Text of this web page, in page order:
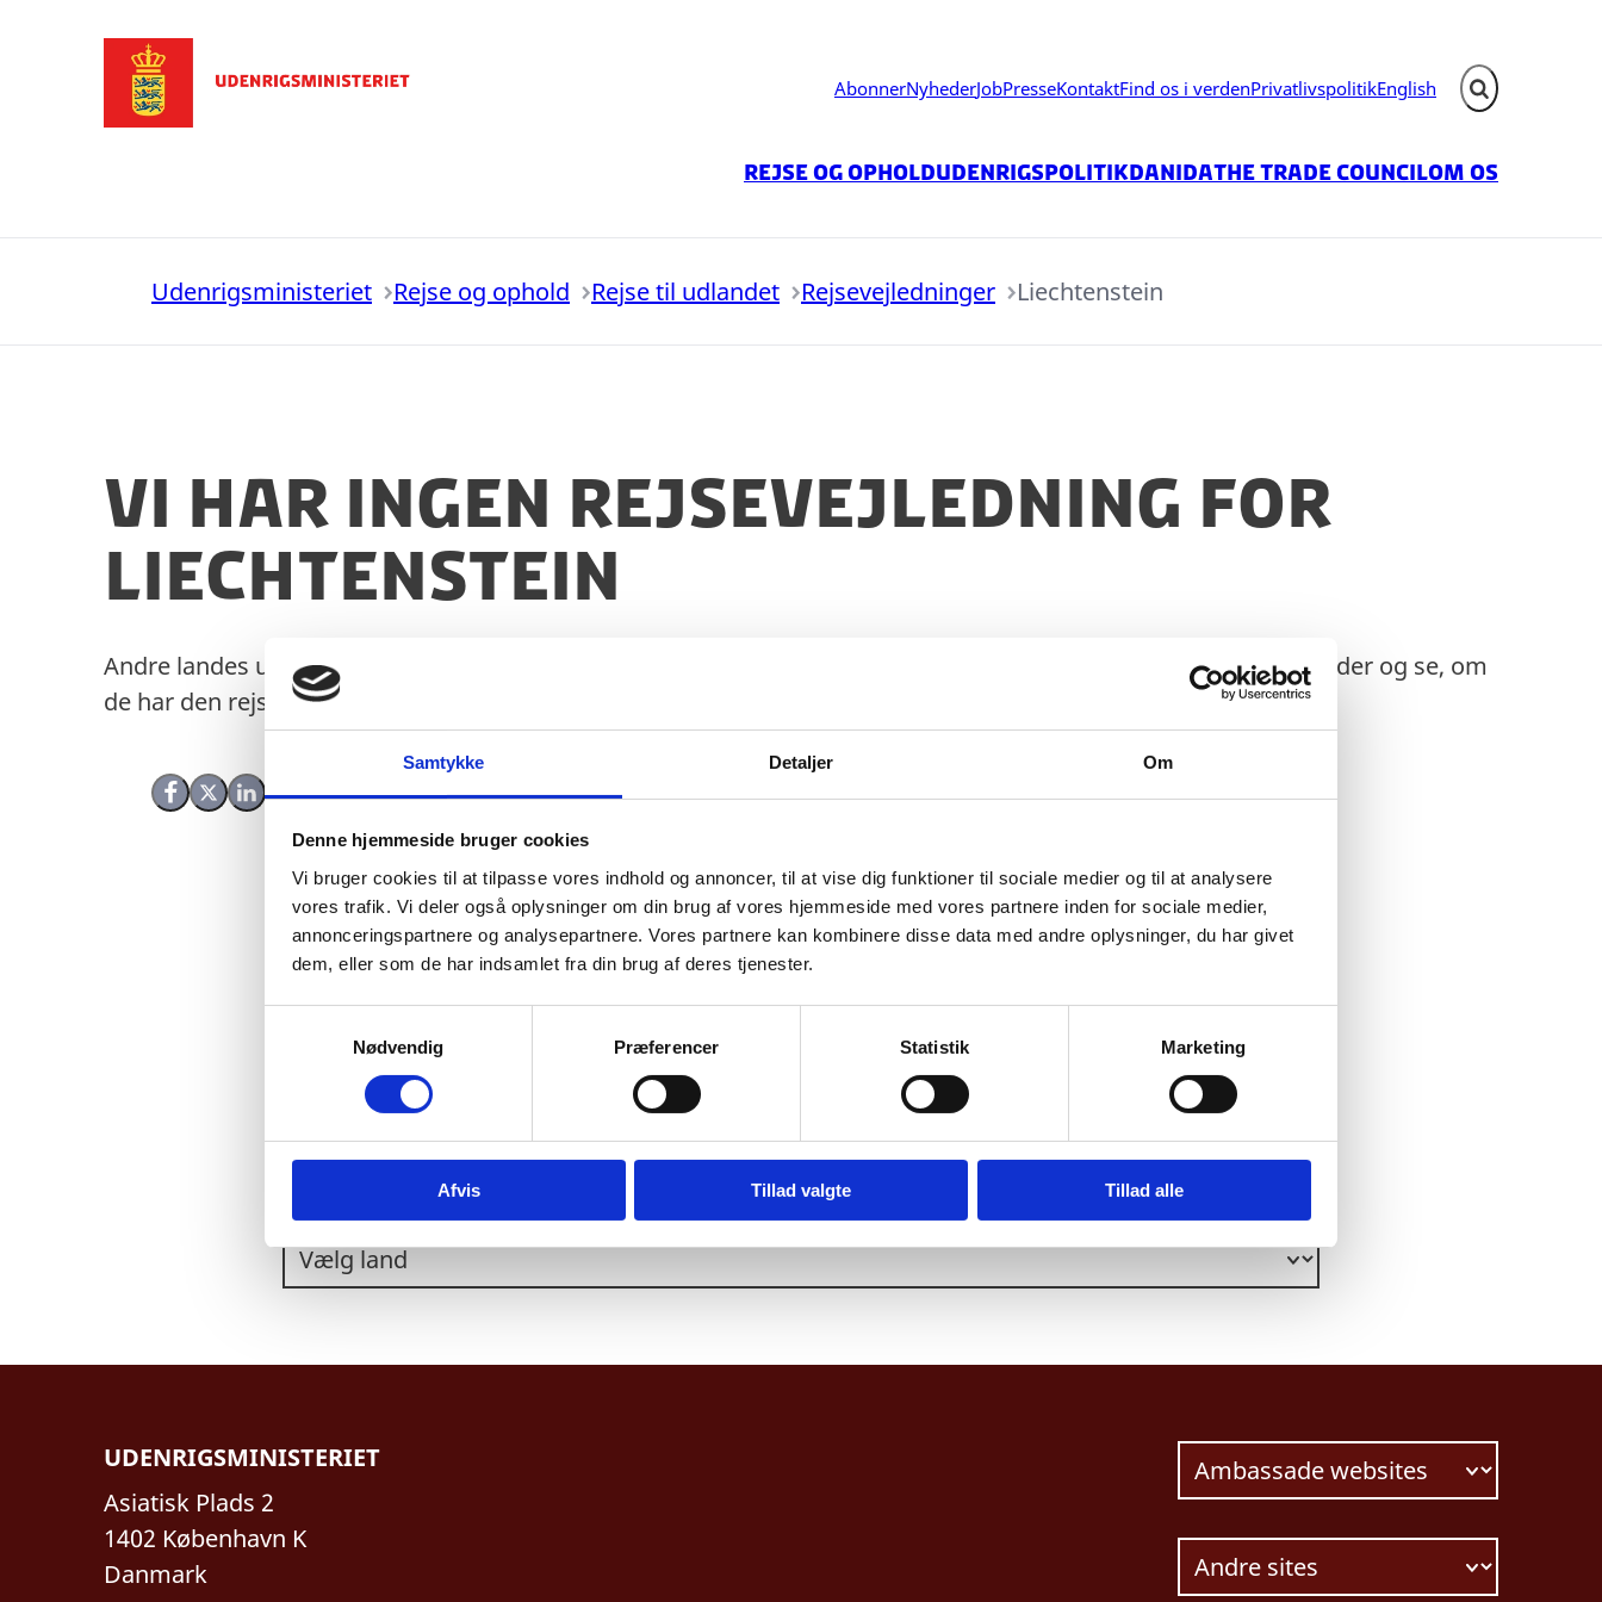
Samtykke Detaljer Om
Denne hjemmeside bruger cookies
Vi bruger cookies til at tilpasse vores indhold og annoncer, til at vise dig funktioner til sociale medier og til at analysere
vores trafik. Vi deler også oplysninger om din brug af vores hjemmeside med vores partnere inden for sociale medier,
annonceringspartnere og analysepartnere. Vores partnere kan kombinere disse data med andre oplysninger, du har givet
dem, eller som de har indsamlet fra din brug af deres tjenester.
v
Nødvendig Præferencer Statistik Marketing
Afvis Tillad valgte Tillad alle
AbonnerNyhederJobPresseKontaktFind os i verdenPrivatlivspolitikEnglish Fold søgefelt ud
Rejse og opholdUdenrigspolitikDanidaThe Trade CouncilOm os
Udenrigsministeriet Rejse og ophold Rejse til udlandet Rejsevejledninger Liechtenstein
Vi har ingen rejsevejledning for
Liechtenstein
Del på Facebook
Del på X (Twitter)
Del på LinkedIn
Andre landes udenrigsministerier laver også rejsevejledninger. Nogle af disse lande kan du finde i boksen herunder og se, om
de har den rejsevejledning, du leder efter.
VÆLG ET LAND:
UDENRIGSMINISTERIET
Asiatisk Plads 2
1402 København K
Danmark